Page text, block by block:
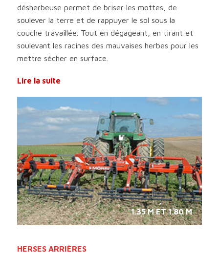
désherbeuse permet de briser les mottes, de
soulever la terre et de rappuyer le sol sous la
couche travaillée. Tout en dégageant, en tirant et
soulevant les racines des mauvaises herbes pour les
mettre sécher en surface.
Lire la suite
1.35 M ET 1.80 M
HERSES ARRIÈRES